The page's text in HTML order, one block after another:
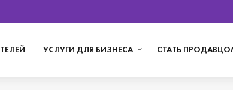
УСЛУГИ ДЛЯ БИЗНЕСА СТАТЬ